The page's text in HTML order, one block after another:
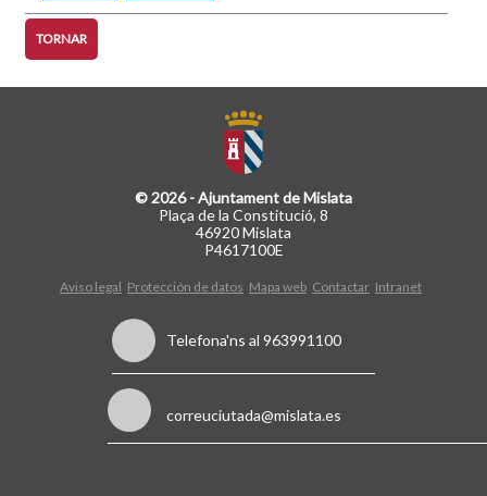
TORNAR
© 2026 - Ajuntament de Mislata
Plaça de la Constitució, 8
46920 Mislata
P4617100E
Aviso legal Protección de datos Mapa web Contactar Intranet
Telefona'ns al 963991100
correuciutada@mislata.es